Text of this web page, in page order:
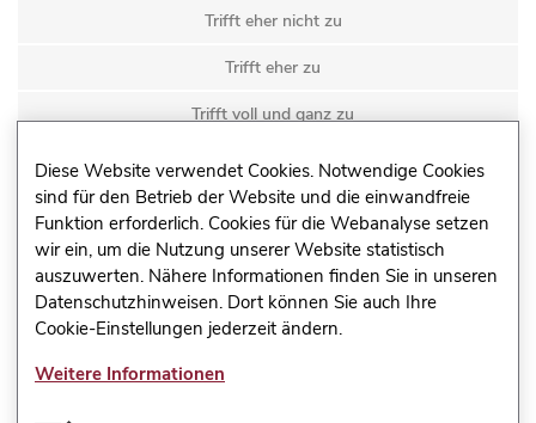
Trifft eher nicht zu
Trifft eher zu
Trifft voll und ganz zu
Kann ich nicht beurteilen
I am interested in politics.
Trifft überhaupt nicht zu
Diese Website verwendet Cookies. Notwendige Cookies
sind für den Betrieb der Website und die einwandfreie
Funktion erforderlich. Cookies für die Webanalyse setzen
wir ein, um die Nutzung unserer Website statistisch
auszuwerten. Nähere Informationen finden Sie in unseren
Datenschutzhinweisen. Dort können Sie auch Ihre
Cookie-Einstellungen jederzeit ändern.
Weitere Informationen